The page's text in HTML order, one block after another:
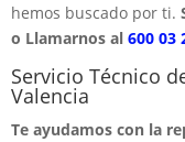
hemos buscado por ti.
o Llamarnos al 600 03
Servicio Técnico
Valencia
Te ayudamos con la